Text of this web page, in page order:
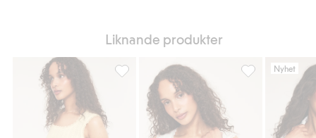
Liknande produkter
Pyjamaslinne i pointelle, Lägg till i
Pyjamaslinne
Nyhet